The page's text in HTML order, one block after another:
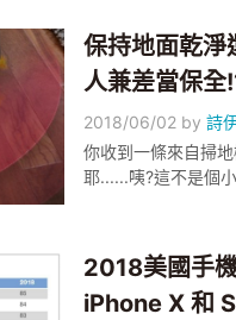
保持地面乾淨
人兼差當保全
2018/06/02 by詩
你收到一條來自掃
耶......咦?這不是個
2018美國手
iPhone X 和